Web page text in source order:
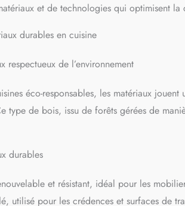
et de technologies qui optimisent
durables en cuisine
respectueux de l’environnement
éco-responsables, les matériaux
type de bois, issu de forêts gérées de
durables
et résistant, idéal pour les
utilisé pour les crédences et surfaces de